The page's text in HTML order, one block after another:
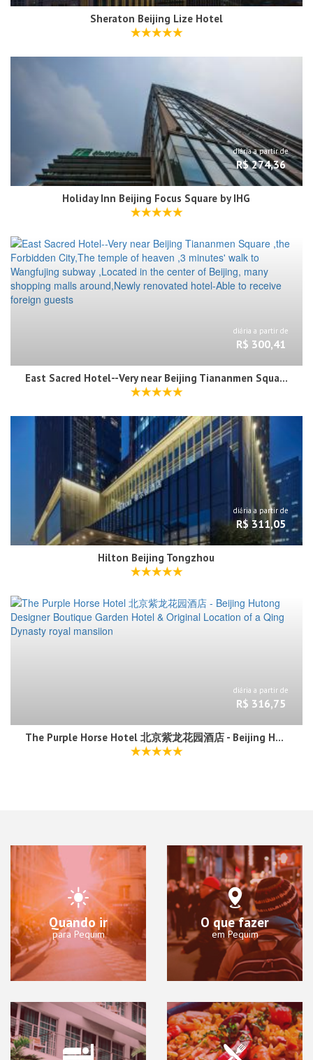
Sheraton Beijing Lize Hotel
diária a partir de
R$ 274,36
Holiday Inn Beijing Focus Square by IHG
diária a partir de
R$ 300,41
East Sacred Hotel--Very near Beijing Tiananmen Square ,the Forbidden City,The temple of heaven ,3 minutes' walk to Wangfujing subway ,Located in the center of Beijing, many shopping malls around,Newly renovated hotel-Able to receive foreign guests
diária a partir de
R$ 311,05
Hilton Beijing Tongzhou
diária a partir de
R$ 316,75
The Purple Horse Hotel 北京紫龙花园酒店 - Beijing Hutong Designer Boutique Garden Hotel & Original Location of a Qing Dynasty royal mansiion
Quando ir
para Pequim
O que fazer
em Pequim